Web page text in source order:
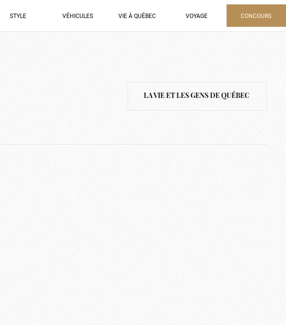
STYLE VÉHICULES VIE À QUÉBEC VOYAGE CONCOURS
LA VIE ET LES GENS DE QUÉBEC